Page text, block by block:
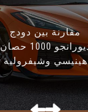
مقارنة بين دودج
ديورانجو 1000 حصان
هينيسي وشيفروليه
كورفيت C8 Z06